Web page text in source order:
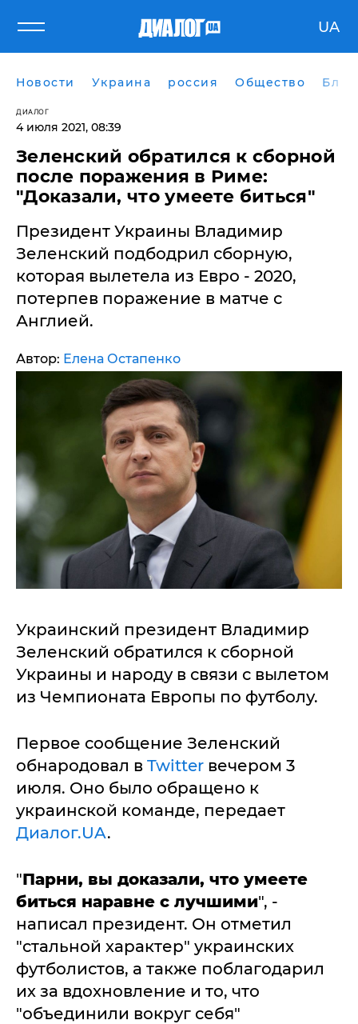
UA
Новости Украина россия Общество
ДИАЛОГ
4 июля 2021, 08:39
​Зеленский обратился к сборной
после поражения в Риме:
"Доказали, что умеете биться"
Президент Украины Владимир
Зеленский подбодрил сборную,
которая вылетела из Евро - 2020,
потерпев поражение в матче с
Англией.
Автор: Елена Остапенко
Украинский президент Владимир
Зеленский обратился к сборной
Украины и народу в связи с вылетом
из Чемпионата Европы по футболу.
Первое сообщение Зеленский
обнародовал в Twitter вечером 3
июля. Оно было обращено к
украинской команде, передает
Диалог.UA.
"Парни, вы доказали, что умеете
биться наравне с лучшими", -
написал президент. Он отметил
"стальной характер" украинских
футболистов, а также поблагодарил
их за вдохновление и то, что
"объединили вокруг себя"